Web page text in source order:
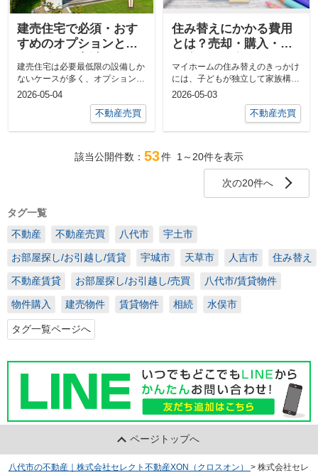
建売住宅で必須・おす
すめのオプションと
てもご紹介
建売住宅は必要最低限の設備しか
ないケースが多く、オプションの
追加が必須です。 しかし、むや
2026-05-04
不動産売買
住み替えにかかる費用
とは？売却・購入・そ
マイホームの住み替えのきっかけ
には、子どもが独立して家族構成
が変わったり、二世帯になり家族
2026-05-03
不動産売買
該当公開件数： 53件 1～20件を表示
次の20件へ
タグ一覧
不動産
不動産売買 八代市 宇土市
お部屋探し/お引越し/賃貸 宇城市 天草市 人吉市 住み替え
不動産賃貸 お部屋探し/お引越し/売買 八代市/賃貸物件
物件購入 建売物件 賃貸物件 相続 水俣市
タグ一覧ページへ
ページトップへ
八代市の不動産｜株式会社セレクト不動産XON（クロスオン） > 株式会社セレ